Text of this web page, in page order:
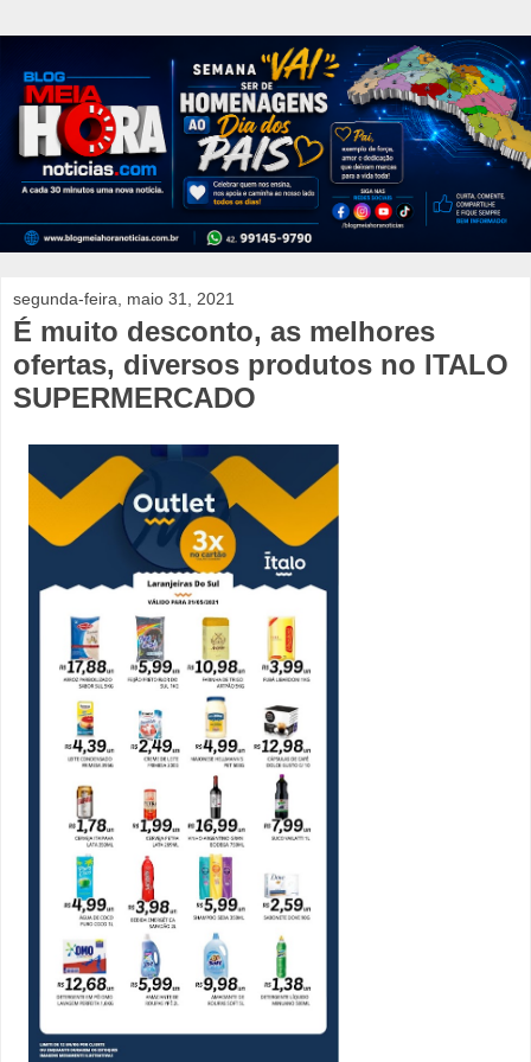
segunda-feira, maio 31, 2021
É muito desconto, as melhores
ofertas, diversos produtos no ITALO
SUPERMERCADO